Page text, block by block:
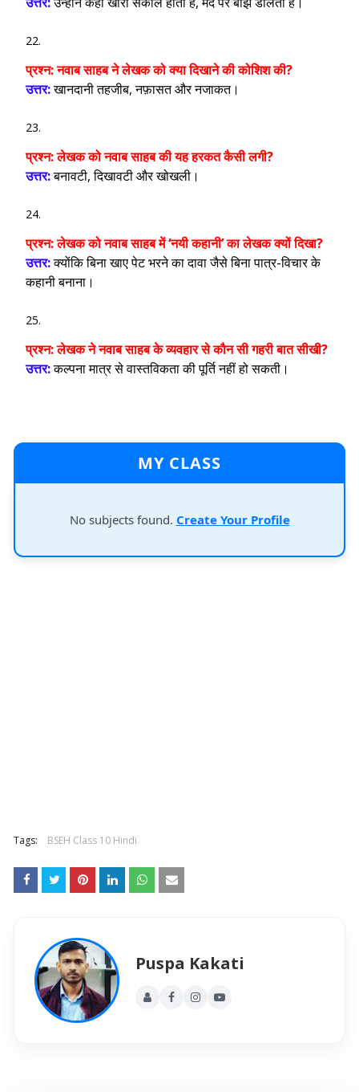
प्रश्न:नवाब साहब ने लेखक को क्या दिखाने की कोशिश की?
उत्तर:खानदानी तहजीब, नफ़ासत और नजाकत।
प्रश्न:लेखक को नवाब साहब की यह हरकत कैसी लगी?
उत्तर:बनावटी, दिखावटी और खोखली।
प्रश्न:लेखक को नवाब साहब में ‘नयी कहानी’ का लेखक क्यों दिखा?
उत्तर:क्योंकि बिना खाए पेट भरने का दावा जैसे बिना पात्र-विचार के
कहानी बनाना।
प्रश्न:लेखक ने नवाब साहब के व्यवहार से कौन सी गहरी बात सीखी?
उत्तर:कल्पना मात्र से वास्तविकता की पूर्ति नहीं हो सकती।
MY CLASS
No subjects found. Create Your Profile
Tags: BSEH Class 10 Hindi
Puspa Kakati